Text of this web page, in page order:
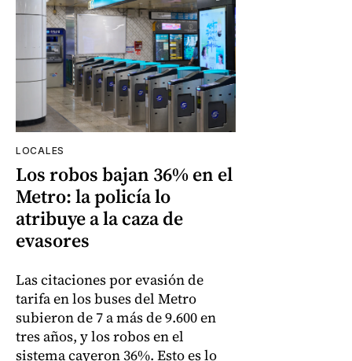
LOCALES
Los robos bajan 36% en el
Metro: la policía lo
atribuye a la caza de
evasores
Las citaciones por evasión de
tarifa en los buses del Metro
subieron de 7 a más de 9.600 en
tres años, y los robos en el
sistema cayeron 36%. Esto es lo